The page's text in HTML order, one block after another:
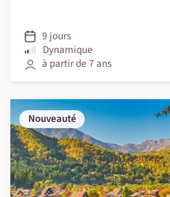
9 jours
Dynamique
à partir de 7 ans
Nouveauté